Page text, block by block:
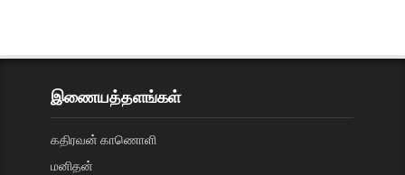
இணையத்தளங்கள்
கதிரவன் காணொளி
மனிதன்